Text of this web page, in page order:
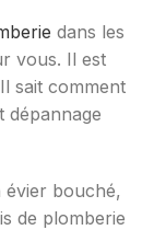
dans les
vous. Il est
sait comment
dépannage
bouché,
de plomberie